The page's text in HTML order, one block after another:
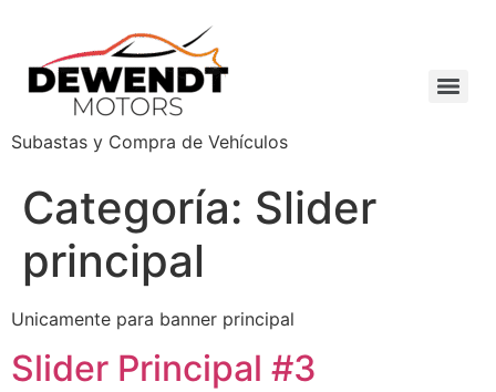
Subastas y Compra de Vehículos
Categoría: Slider
principal
Unicamente para banner principal
Slider Principal #3